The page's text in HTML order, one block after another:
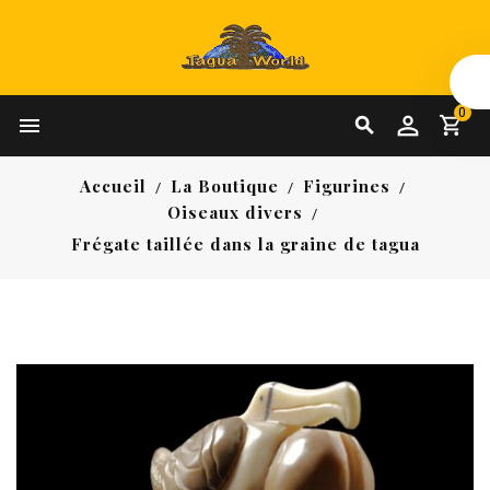

 0
Accueil La Boutique
Figurines
Oiseaux divers
Frégate taillée dans la graine de tagua